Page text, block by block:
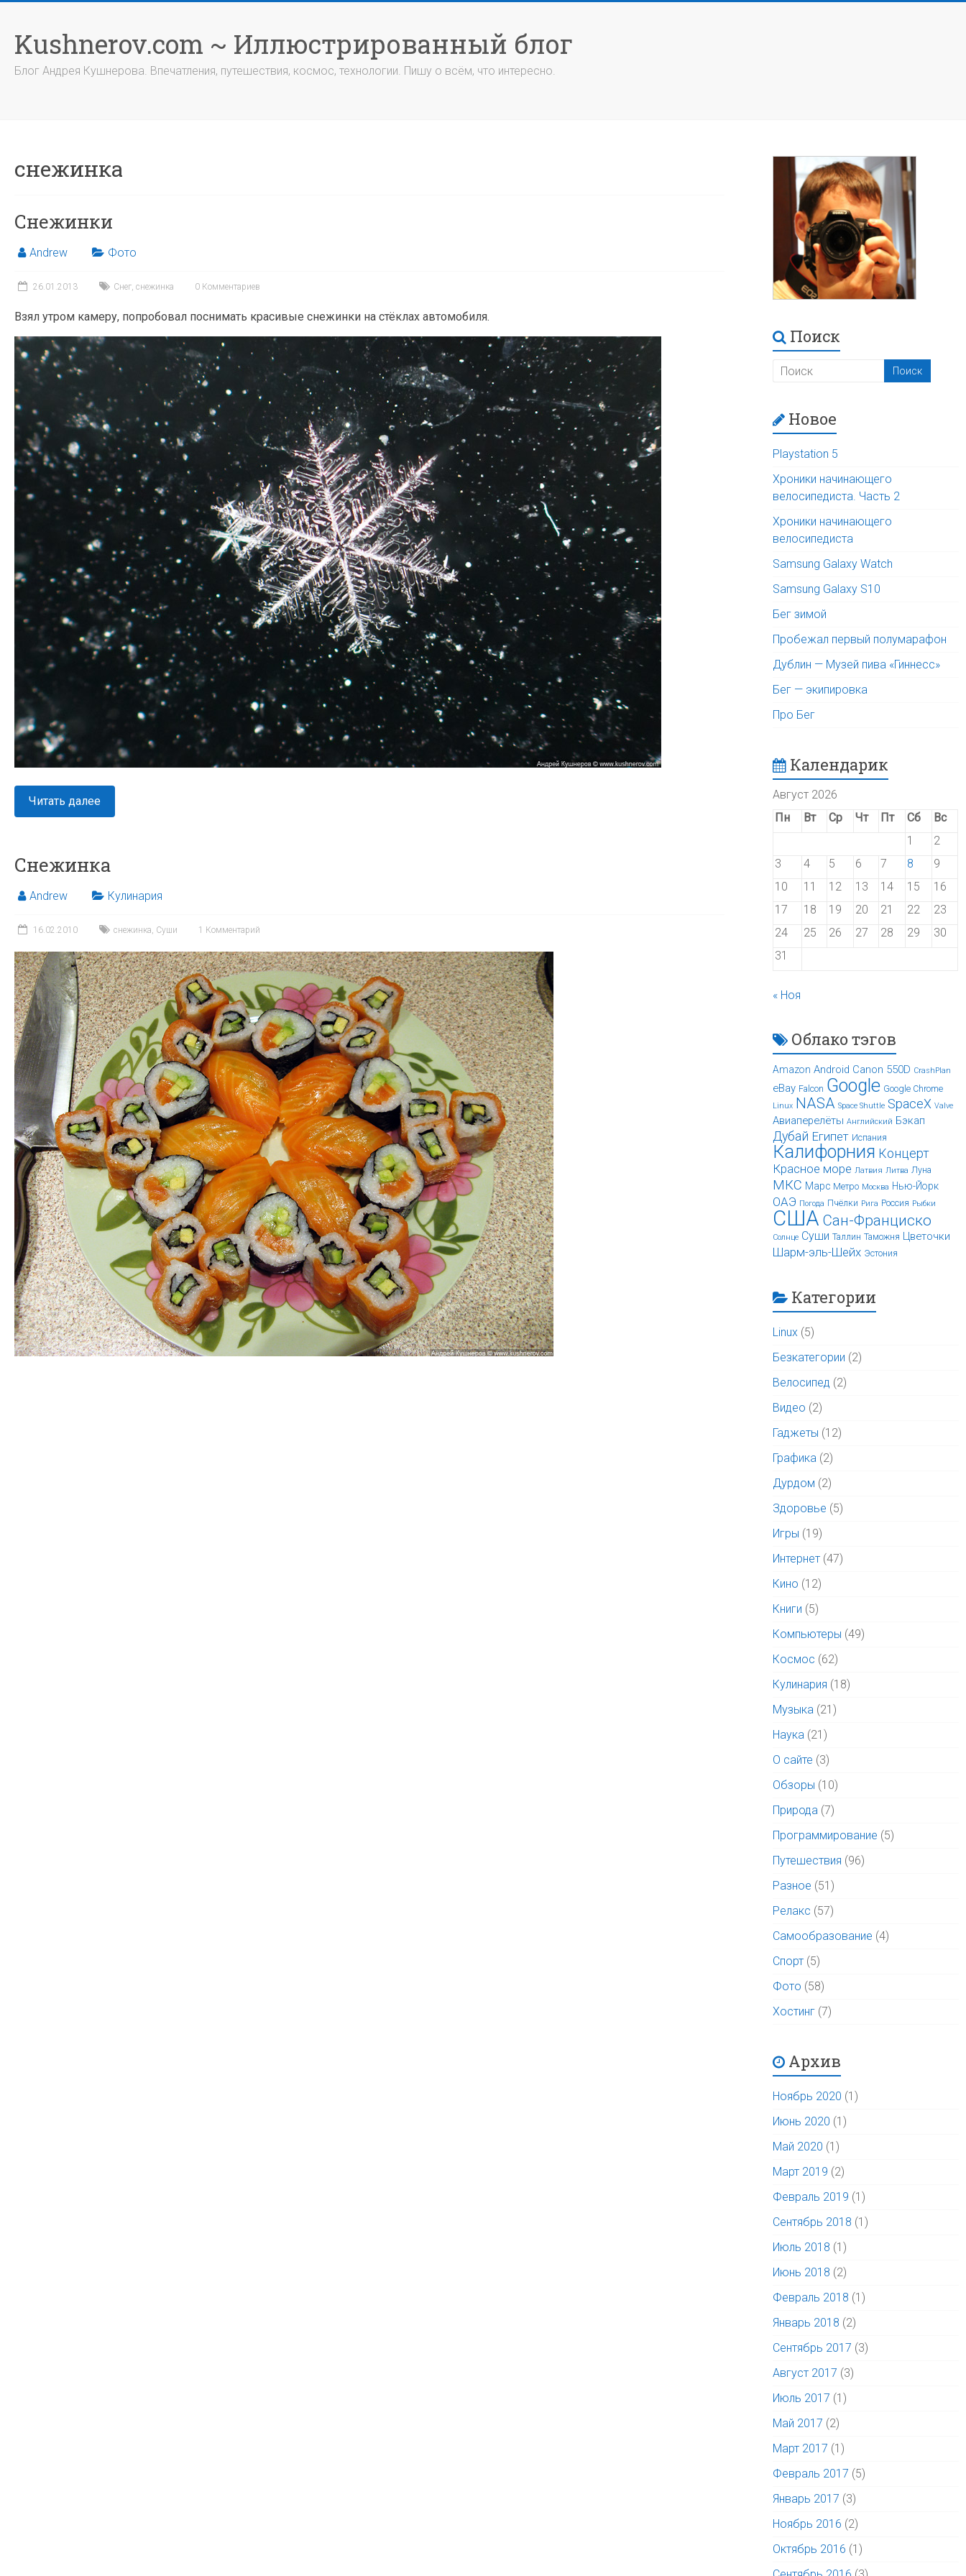
содержимому
Kushnerov.com ~ Иллюстрированный блог
Блог Андрея Кушнерова. Впечатления, путешествия, космос, технологии. Пишу о всём, что интересно.
снежинка
Снежинки
Andrew Фото
26.01.2013 Снег, снежинка 0 Комментариев
Взял утром камеру, попробовал поснимать красивые снежинки на стёклах автомобиля.
Читать далее
Снежинка
Andrew Кулинария
16.02.2010 снежинка, Суши 1 Комментарий
Поиск
Новое
Playstation 5
Хроники начинающего
велосипедиста. Часть 2
Хроники начинающего
велосипедиста
Samsung Galaxy Watch
Samsung Galaxy S10
Бег зимой
Пробежал первый полумарафон
Дублин — Музей пива «Гиннесс»
Бег — экипировка
Про Бег
Календарик
Август 2026
Пн
Вт Ср Чт Пт Сб
Вс
1
2
3
4 5 6 7 8
9
10
11 12 13 14 15
16
17
18 19 20 21 22
23
24
25 26 27 28 29
30
31
« Ноя
Облако тэгов
Amazon Android Canon 550D CrashPlan
eBay Falcon Google Google Chrome
Linux NASA Space Shuttle SpaceX Valve
Авиаперелёты Английский Бэкап
Дубай Египет Испания
Калифорния Концерт
Красное море Латвия Литва Луна
МКС Марс Метро Москва Нью-Йорк
ОАЭ Погода Пчёлки Рига Россия Рыбки
США Сан-Франциско
Солнце Суши Таллин Таможня Цветочки
Шарм-эль-Шейх Эстония
Категории
Linux (5)
Безкатегории (2)
Велосипед (2)
Видео (2)
Гаджеты (12)
Графика (2)
Дурдом (2)
Здоровье (5)
Игры (19)
Интернет (47)
Кино (12)
Книги (5)
Компьютеры (49)
Космос (62)
Кулинария (18)
Музыка (21)
Наука (21)
О сайте (3)
Обзоры (10)
Природа (7)
Программирование (5)
Путешествия (96)
Разное (51)
Релакс (57)
Самообразование (4)
Спорт (5)
Фото (58)
Хостинг (7)
Архив
Ноябрь 2020 (1)
Июнь 2020 (1)
Май 2020 (1)
Март 2019 (2)
Февраль 2019 (1)
Сентябрь 2018 (1)
Июль 2018 (1)
Июнь 2018 (2)
Февраль 2018 (1)
Январь 2018 (2)
Сентябрь 2017 (3)
Август 2017 (3)
Июль 2017 (1)
Май 2017 (2)
Март 2017 (1)
Февраль 2017 (5)
Январь 2017 (3)
Ноябрь 2016 (2)
Октябрь 2016 (1)